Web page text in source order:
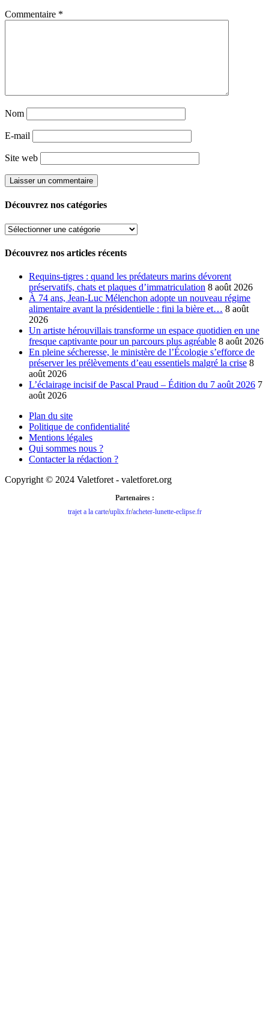
Commentaire *
Nom
E-mail
Site web
Découvrez nos catégories
Découvrez
catégories
Découvrez nos articles récents
Requins-tigres : quand les prédateurs marins dévorent
préservatifs, chats et plaques d’immatriculation 8 août 2026
À 74 ans, Jean-Luc Mélenchon adopte un nouveau régime
alimentaire avant la présidentielle : fini la bière et… 8 août
2026
Un artiste hérouvillais transforme un espace quotidien en une
fresque captivante pour un parcours plus agréable 8 août 2026
En pleine sécheresse, le ministère de l’Écologie s’efforce de
préserver les prélèvements d’eau essentiels malgré la crise 8
août 2026
L’éclairage incisif de Pascal Praud – Édition du 7 août 2026 7
août 2026
Plan du site
Politique de confidentialité
Mentions légales
Qui sommes nous ?
Contacter la rédaction ?
Copyright © 2024 Valetforet - valetforet.org
Partenaires :
trajet a la carte/uplix.fr/acheter-lunette-eclipse.fr